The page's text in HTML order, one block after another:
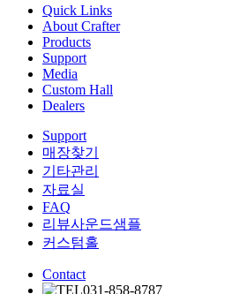
Quick Links
About Crafter
Products
Support
Media
Custom Hall
Dealers
Support
매장찾기
기타관리
자료실
FAQ
리뷰사운드샘플
커스텀홀
Contact
031-858-8787